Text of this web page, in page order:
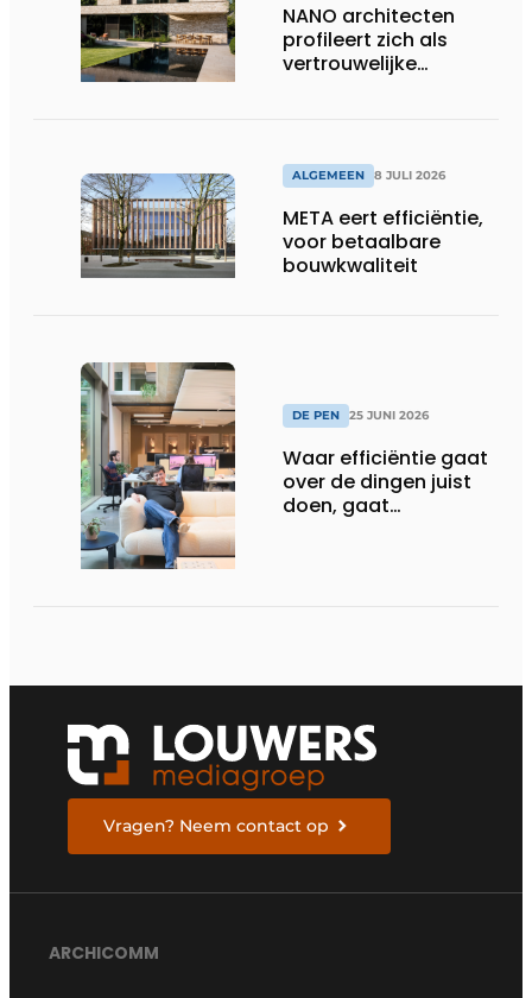
NANO architecten
profileert zich als
vertrouwelijke
ALGEMEEN 8 JULI 2026
META eert efficiëntie,
voor betaalbare
bouwkwaliteit
DE PEN 25 JUNI 2026
Waar efficiëntie gaat
over de dingen juist
doen, gaat
Vragen? Neem contact op
ARCHICOMM